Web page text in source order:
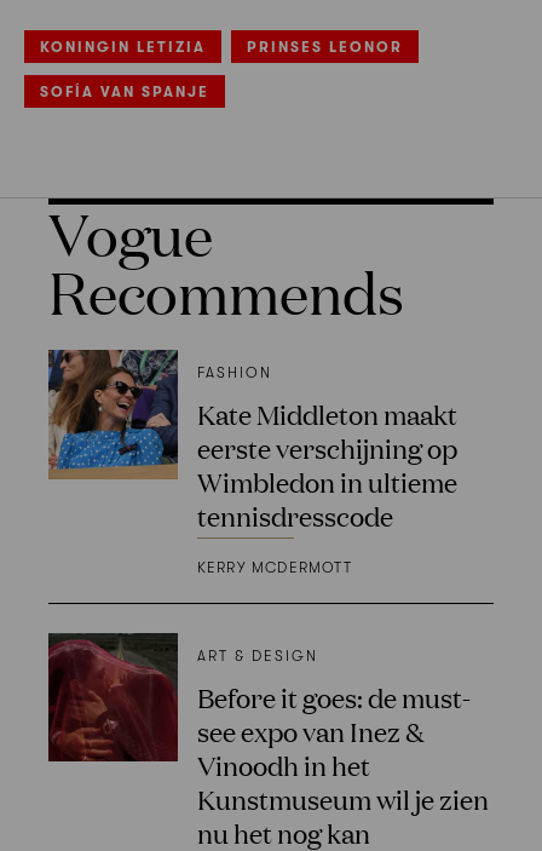
KONINGIN LETIZIA PRINSES LEONOR
SOFÍA VAN SPANJE
Vogue
Recommends
FASHION
Kate Middleton maakt
eerste verschijning op
Wimbledon in ultieme
tennisdresscode
KERRY MCDERMOTT
ART & DESIGN
Before it goes: de must-
see expo van Inez &
Vinoodh in het
Kunstmuseum wil je zien
nu het nog kan